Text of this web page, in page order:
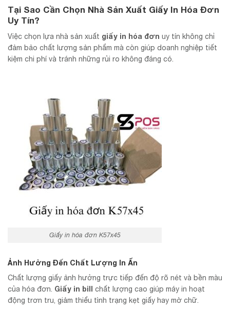
Tại Sao Cần Chọn Nhà Sản Xuất Giấy In Hóa Đơn
Uy Tín?
Việc chọn lựa nhà sản xuất giấy in hóa đơn uy tín không chỉ
đảm bảo chất lượng sản phẩm mà còn giúp doanh nghiệp tiết
kiệm chi phí và tránh những rủi ro không đáng có.
Giấy in hóa đơn K57x45
Ảnh Hưởng Đến Chất Lượng In Ấn
Chất lượng giấy ảnh hưởng trực tiếp đến độ rõ nét và bền màu
của hóa đơn. Giấy in bill chất lượng cao giúp máy in hoạt
động trơn tru, giảm thiểu tình trạng kẹt giấy hay mờ chữ.